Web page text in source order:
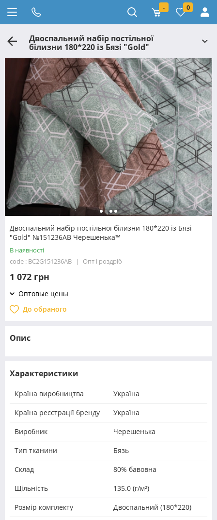
- 0
Двоспальний набір постільної
білизни 180*220 із Бязі "Gold"
№151236AB Черешенька™
Двоспальний набір постільної білизни 180*220 із Бязі
"Gold" №151236AB Черешенька™
В наявності
code : BC2G151236AB
Опт і роздріб
1 072 грн
Оптовые цены
До обраного
Опис
Характеристики
Країна виробництва Україна
Країна реєстрації бренду Україна
Виробник Черешенька
Тип тканини Бязь
Склад 80% бавовна
Щільність 135.0 (г/м²)
Розмір комплекту Двоспальний (180*220)